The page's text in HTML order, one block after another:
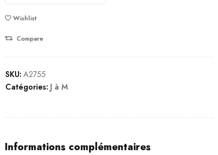
Wishlist
Compare
SKU: A2755
Catégories: J à M
Informations complémentaires